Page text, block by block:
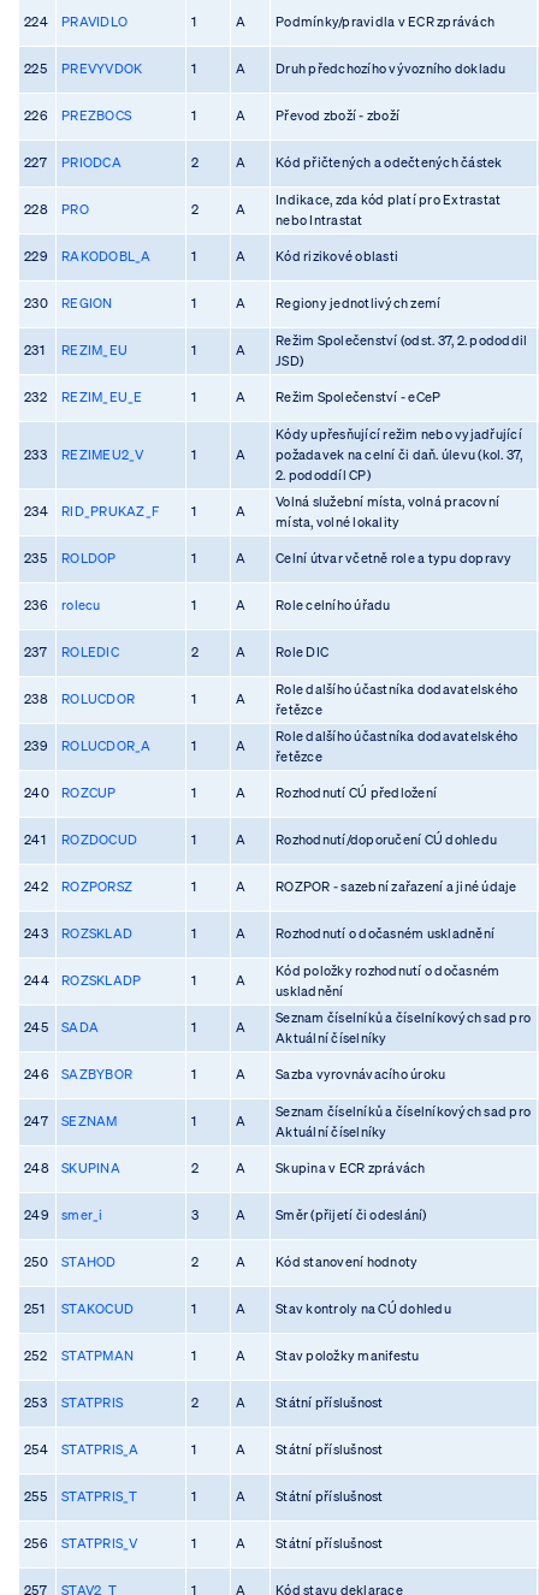
224 PRAVIDLO 1 A Podmínky/pravidla v ECR zprávách
225 PREVYVDOK 1 A Druh předchozího vývozního dokladu
226 PREZBOCS 1 A Převod zboží - zboží
227 PRIODCA 2 A Kód přičtených a odečtených částek
228 PRO 2 A
Indikace, zda kód platí pro Extrastat
nebo Intrastat
229 RAKODOBL_A 1 A Kód rizikové oblasti
230 REGION 1 A Regiony jednotlivých zemí
231 REZIM_EU 1 A
Režim Společenství (odst. 37, 2. pododdil
JSD)
232 REZIM_EU_E 1 A Režim Společenství - eCeP
233 REZIMEU2_V 1 A
Kódy upřesňující režim nebo vyjadřující
požadavek na celní či daň. úlevu (kol. 37,
2. pododdíl CP)
234 RID_PRUKAZ_F 1 A
Volná služební místa, volná pracovní
místa, volné lokality
235 ROLDOP 1 A Celní útvar včetně role a typu dopravy
236 rolecu 1 A Role celního úřadu
237 ROLEDIC 2 A Role DIC
238 ROLUCDOR 1 A
Role dalšího účastníka dodavatelského
řetězce
239 ROLUCDOR_A 1 A
Role dalšího účastníka dodavatelského
řetězce
240 ROZCUP 1 A Rozhodnutí CÚ předložení
241 ROZDOCUD 1 A Rozhodnutí/doporučení CÚ dohledu
242 ROZPORSZ 1 A ROZPOR - sazební zařazení a jiné údaje
243 ROZSKLAD 1 A Rozhodnutí o dočasném uskladnění
244 ROZSKLADP 1 A
Kód položky rozhodnutí o dočasném
uskladnění
245 SADA 1 A
Seznam číselníků a číselníkových sad pro
Aktuální číselníky
246 SAZBYBOR 1 A Sazba vyrovnávacího úroku
247 SEZNAM 1 A
Seznam číselníků a číselníkových sad pro
Aktuální číselníky
248 SKUPINA 2 A Skupina v ECR zprávách
249 smer_i 3 A Směr (přijetí či odeslání)
250 STAHOD 2 A Kód stanovení hodnoty
251 STAKOCUD 1 A Stav kontroly na CÚ dohledu
252 STATPMAN 1 A Stav položky manifestu
253 STATPRIS 2 A Státní příslušnost
254 STATPRIS_A 1 A Státní příslušnost
255 STATPRIS_T 1 A Státní příslušnost
256 STATPRIS_V 1 A Státní příslušnost
257 STAV2_T 1 A Kód stavu deklarace